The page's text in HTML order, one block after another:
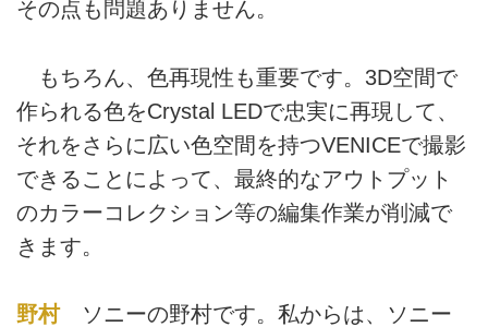
その点も問題ありません。
もちろん、色再現性も重要です。3D空間で
作られる色をCrystal LEDで忠実に再現して、
それをさらに広い色空間を持つVENICEで撮影
できることによって、最終的なアウトプット
のカラーコレクション等の編集作業が削減で
きます。
野村ソニーの野村です。私からは、ソニー